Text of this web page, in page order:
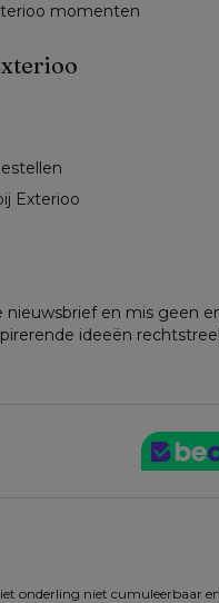
momenten
Exterioo
nieuwsbrief en mis geen
ideeën
onderling niet cumuleerbaar